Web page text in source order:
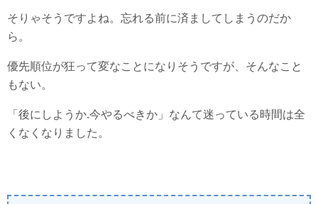
そりゃそうですよね。忘れる前に済ましてしまうのだか
ら。
優先順位が狂って変なことになりそうですが、そんなこと
もない。
「後にしようか.今やるべきか」なんて迷っている時間は全
くなくなりました。